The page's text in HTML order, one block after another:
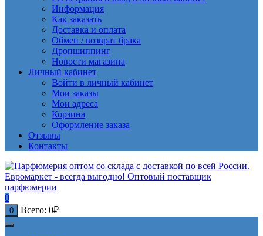
Информация
Как заказать
Доставка и оплата
Обмен / возврат брака
Дропшиппинг
Новости магазина
Личный кабинет
Войти в личный кабинет
Мои заказы
Мои адреса
Корзина
Оформление заказа
Отзывы
Контакты
0
0 Всего: 0₽